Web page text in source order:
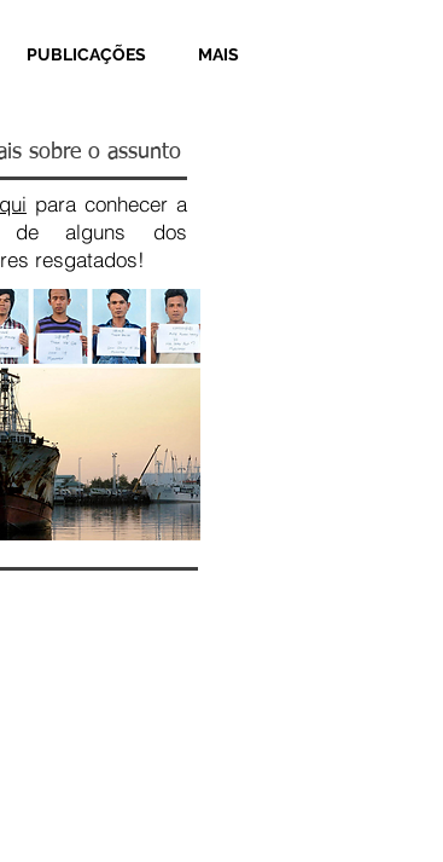
PUBLICAÇÕES MAIS
sobre o assunto
para conhecer a
de alguns dos
resgatados!